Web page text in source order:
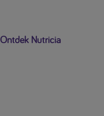
Ontdek Nutricia